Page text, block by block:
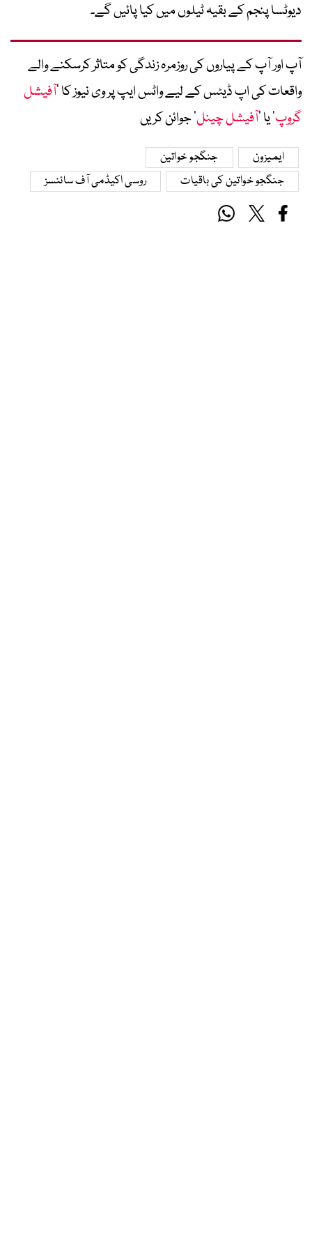
دیوٹسا پنجم کے بقیہ ٹیلوں میں کیا پائیں گے۔
آپ اور آپ کے پیاروں کی روزمرہ زندگی کو متاثر کرسکنے والے
واقعات کی اپ ڈیٹس کے لیے واٹس ایپ پر وی نیوز کا ’آفیشل
گروپ‘ یا ’آفیشل چینل‘ جوائن کریں
ایمیزون
جنگجو خواتین
جنگجو خواتین کی باقیات
روسی اکیڈمی آف سائنسز